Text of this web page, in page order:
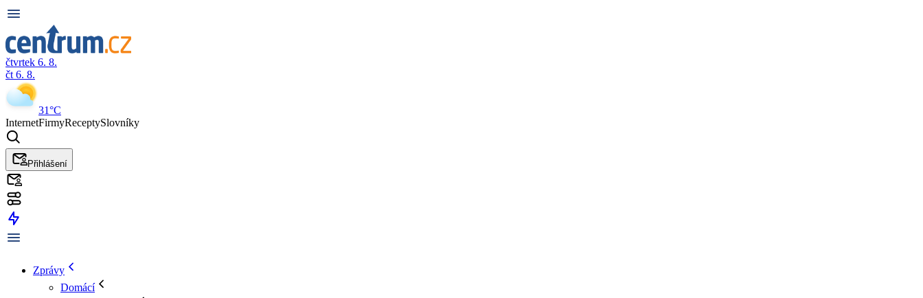
čtvrtek 6. 8.
čt 6. 8.
31°C
InternetFirmyReceptySlovníky
Přihlášení
Zprávy
Domácí